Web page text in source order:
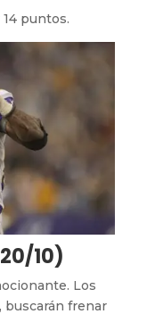
puntos.
10)
Los
buscarán frenar